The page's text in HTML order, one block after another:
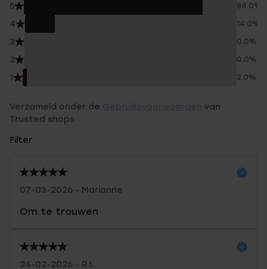
5 84.0%
4 14.0%
3 0.0%
2 0.0%
1 2.0%
Verzameld onder de
van
Trusted shops
Filter
07-03-2026 - Marianne
Om te trouwen
24-02-2026 - R L.